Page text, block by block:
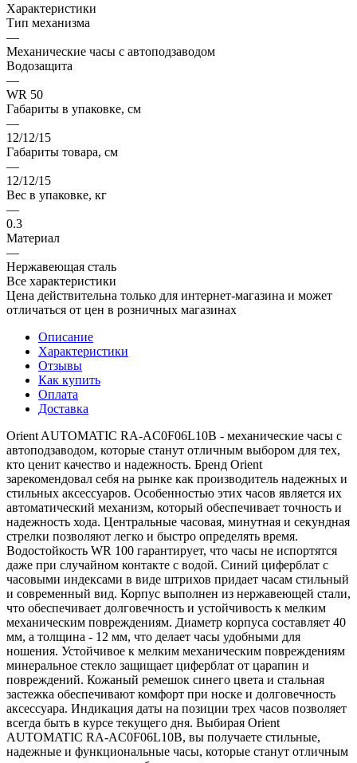
Характеристики
Тип механизма
—
Механические часы с автоподзаводом
Водозащита
—
WR 50
Габариты в упаковке, см
—
12/12/15
Габариты товара, см
—
12/12/15
Вес в упаковке, кг
—
0.3
Материал
—
Нержавеющая сталь
Все характеристики
Цена действительна только для интернет-магазина и может
отличаться от цен в розничных магазинах
Описание
Характеристики
Отзывы
Как купить
Оплата
Доставка
Orient AUTOMATIC RA-AC0F06L10B - механические часы с
автоподзаводом, которые станут отличным выбором для тех,
кто ценит качество и надежность. Бренд Orient
зарекомендовал себя на рынке как производитель надежных и
стильных аксессуаров. Особенностью этих часов является их
автоматический механизм, который обеспечивает точность и
надежность хода. Центральные часовая, минутная и секундная
стрелки позволяют легко и быстро определять время.
Водостойкость WR 100 гарантирует, что часы не испортятся
даже при случайном контакте с водой. Синий циферблат с
часовыми индексами в виде штрихов придает часам стильный
и современный вид. Корпус выполнен из нержавеющей стали,
что обеспечивает долговечность и устойчивость к мелким
механическим повреждениям. Диаметр корпуса составляет 40
мм, а толщина - 12 мм, что делает часы удобными для
ношения. Устойчивое к мелким механическим повреждениям
минеральное стекло защищает циферблат от царапин и
повреждений. Кожаный ремешок синего цвета и стальная
застежка обеспечивают комфорт при носке и долговечность
аксессуара. Индикация даты на позиции трех часов позволяет
всегда быть в курсе текущего дня. Выбирая Orient
AUTOMATIC RA-AC0F06L10B, вы получаете стильные,
надежные и функциональные часы, которые станут отличным